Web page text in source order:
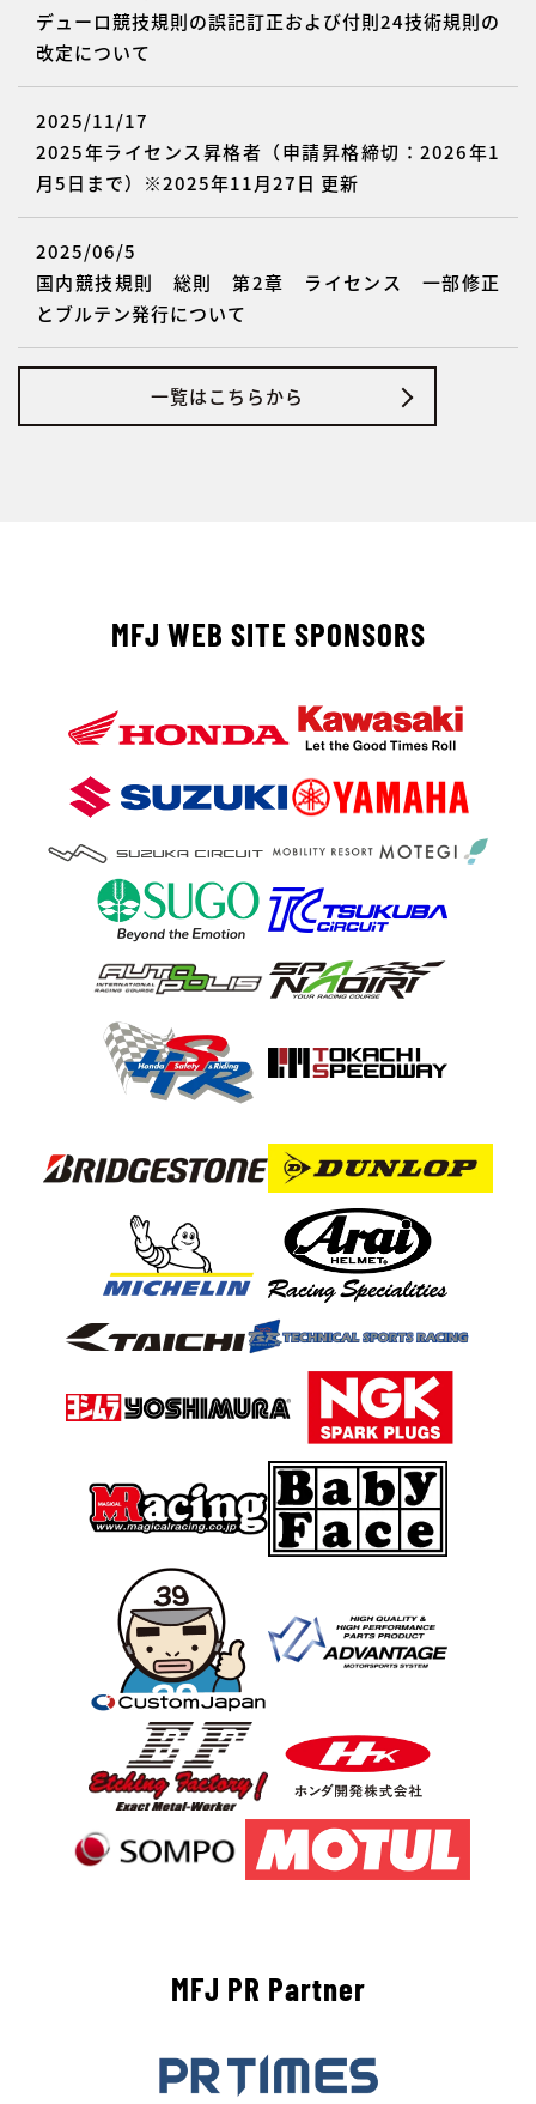
デューロ競技規則の誤記訂正および付則24技術規則の
改定について
2025/11/17
2025年ライセンス昇格者（申請昇格締切：2026年1
月5日まで）※2025年11月27日 更新
2025/06/5
国内競技規則 総則 第2章 ライセンス 一部修正
とブルテン発行について
一覧はこちらから
MFJ WEB SITE SPONSORS
MFJ PR Partner